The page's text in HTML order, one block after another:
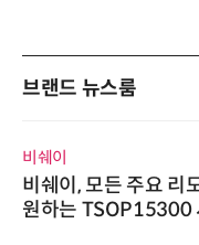
브랜드 뉴스룸
비쉐이
비쉐이, 모든 주요 리
원하는 TSOP15300